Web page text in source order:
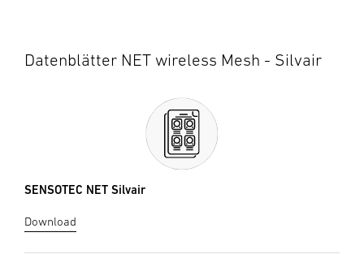
Datenblätter NET wireless Mesh - Silvair
SENSOTEC NET Silvair
Download